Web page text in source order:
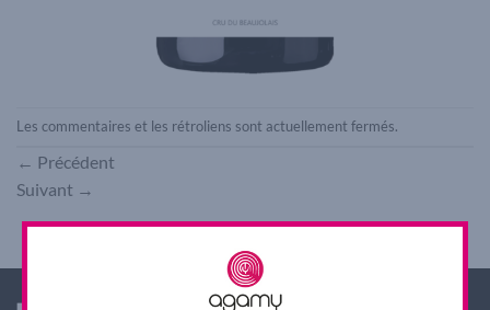
Les commentaires et les rétroliens sont actuellement fermés.
← Précédent
Suivant →